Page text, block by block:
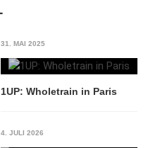
31. MAI 2025
1UP: Wholetrain in Paris
4. JULI 2026